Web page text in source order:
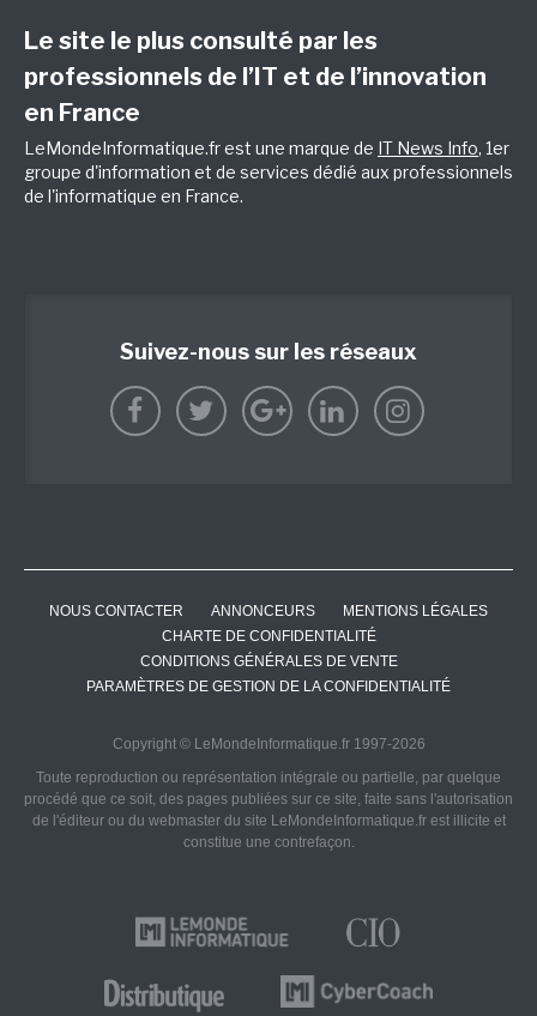
Le site le plus consulté par les
professionnels de l’IT et de l’innovation
en France
LeMondeInformatique.fr est une marque de IT News Info, 1er
groupe d'information et de services dédié aux professionnels
de l'informatique en France.
Suivez-nous sur les réseaux
NOUS CONTACTER ANNONCEURS
MENTIONS LÉGALES
CHARTE DE CONFIDENTIALITÉ
CONDITIONS GÉNÉRALES DE VENTE
PARAMÈTRES DE GESTION DE LA CONFIDENTIALITÉ
Copyright © LeMondeInformatique.fr 1997-2026
Toute reproduction ou représentation intégrale ou partielle, par quelque
procédé que ce soit, des pages publiées sur ce site, faite sans l'autorisation
de l'éditeur ou du webmaster du site LeMondeInformatique.fr est illicite et
constitue une contrefaçon.